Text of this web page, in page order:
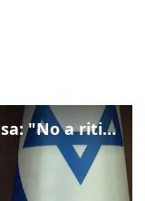
Netanyahu respinge piano Usa: "No a ritiro Idf senza disarmo Hamas"